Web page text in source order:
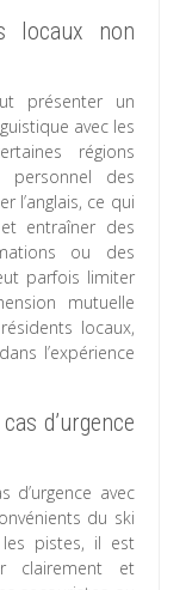
locaux non
présenter un
avec les
régions
personnel des
l’anglais, ce qui
entraîner des
ou des
parfois limiter
mutuelle
locaux,
l’expérience
d’urgence
d’urgence avec
du ski
pistes, il est
clairement et